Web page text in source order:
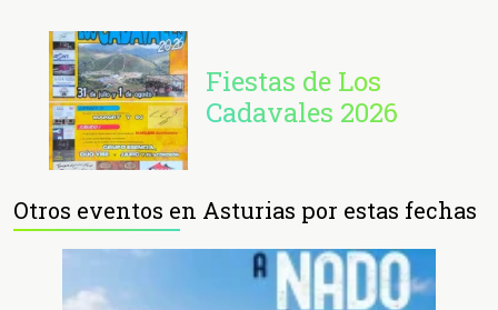
Fiestas de Los
Cadavales 2026
Otros eventos en Asturias por estas fechas